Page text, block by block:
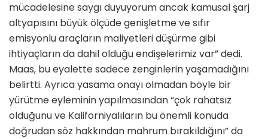
mücadelesine saygı duyuyorum ancak kamusal şarj
altyapısını büyük ölçüde genişletme ve sıfır
emisyonlu araçların maliyetleri düşürme gibi
ihtiyaçların da dahil olduğu endişelerimiz var” dedi.
Maas, bu eyalette sadece zenginlerin yaşamadığını
belirtti. Ayrıca yasama onayı olmadan böyle bir
yürütme eyleminin yapılmasından “çok rahatsız
olduğunu ve Kaliforniyalıların bu önemli konuda
doğrudan söz hakkından mahrum bırakıldığını” da